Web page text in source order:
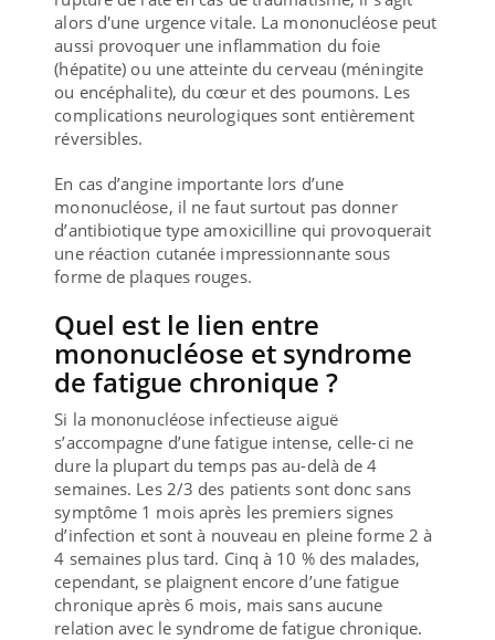
alors d'une urgence vitale. La mononucléose peut
aussi provoquer une inflammation du foie
(hépatite) ou une atteinte du cerveau (méningite
ou encéphalite), du cœur et des poumons. Les
complications neurologiques sont entièrement
réversibles.
En cas d’angine importante lors d’une
mononucléose, il ne faut surtout pas donner
d’antibiotique type amoxicilline qui provoquerait
une réaction cutanée impressionnante sous
forme de plaques rouges.
Quel est le lien entre
mononucléose et syndrome
de fatigue chronique ?
Si la mononucléose infectieuse aiguë
s’accompagne d’une fatigue intense, celle-ci ne
dure la plupart du temps pas au-delà de 4
semaines. Les 2/3 des patients sont donc sans
symptôme 1 mois après les premiers signes
d’infection et sont à nouveau en pleine forme 2 à
4 semaines plus tard. Cinq à 10 % des malades,
cependant, se plaignent encore d’une fatigue
chronique après 6 mois, mais sans aucune
relation avec le syndrome de fatigue chronique.